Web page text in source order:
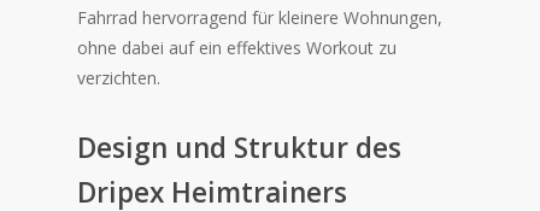
Fahrrad hervorragend für kleinere Wohnungen,
ohne dabei auf ein effektives Workout zu
verzichten.
Design und Struktur des
Dripex Heimtrainers